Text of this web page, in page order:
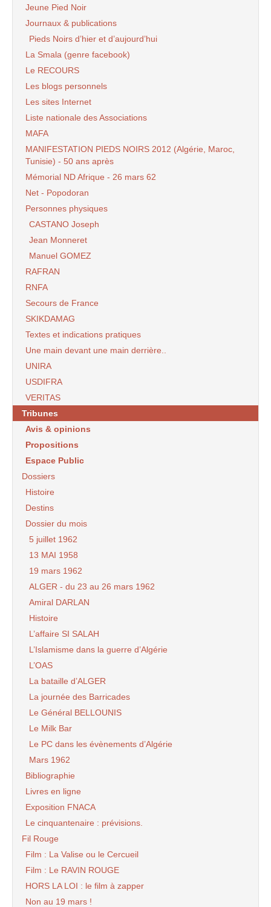
Jeune Pied Noir
Journaux & publications
Pieds Noirs d’hier et d’aujourd’hui
La Smala (genre facebook)
Le RECOURS
Les blogs personnels
Les sites Internet
Liste nationale des Associations
MAFA
MANIFESTATION PIEDS NOIRS 2012 (Algérie, Maroc,
Tunisie) - 50 ans après
Mémorial ND Afrique - 26 mars 62
Net - Popodoran
Personnes physiques
CASTANO Joseph
Jean Monneret
Manuel GOMEZ
RAFRAN
RNFA
Secours de France
SKIKDAMAG
Textes et indications pratiques
Une main devant une main derrière..
UNIRA
USDIFRA
VERITAS
Tribunes
Avis & opinions
Propositions
Espace Public
Dossiers
Histoire
Destins
Dossier du mois
5 juillet 1962
13 MAI 1958
19 mars 1962
ALGER - du 23 au 26 mars 1962
Amiral DARLAN
Histoire
L’affaire SI SALAH
L’Islamisme dans la guerre d’Algérie
L’OAS
La bataille d’ALGER
La journée des Barricades
Le Général BELLOUNIS
Le Milk Bar
Le PC dans les évènements d’Algérie
Mars 1962
Bibliographie
Livres en ligne
Exposition FNACA
Le cinquantenaire : prévisions.
Fil Rouge
Film : La Valise ou le Cercueil
Film : Le RAVIN ROUGE
HORS LA LOI : le film à zapper
Non au 19 mars !